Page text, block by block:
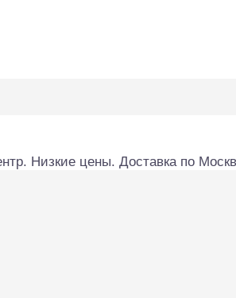
Низкие цены. Доставка по